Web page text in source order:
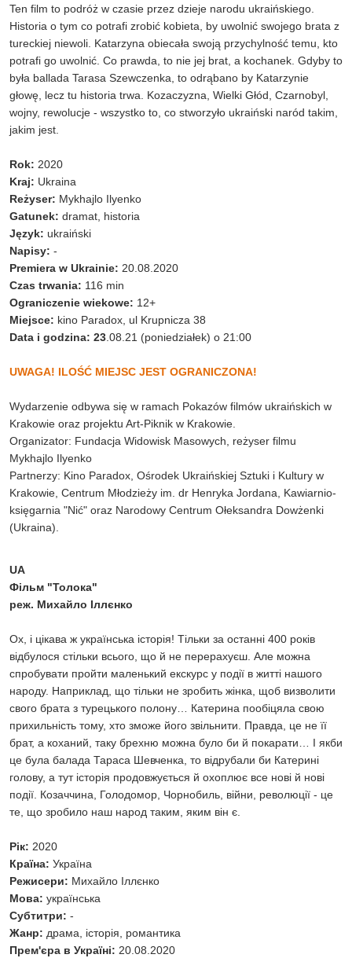
Ten film to podróż w czasie przez dzieje narodu ukraińskiego.
Historia o tym co potrafi zrobić kobieta, by uwolnić swojego brata z
tureckiej niewoli. Katarzyna obiecała swoją przychylność temu, kto
potrafi go uwolnić. Co prawda, to nie jej brat, a kochanek. Gdyby to
była ballada Tarasa Szewczenka, to odrąbano by Katarzynie
głowę, lecz tu historia trwa. Kozaczyzna, Wielki Głód, Czarnobyl,
wojny, rewolucje - wszystko to, co stworzyło ukraiński naród takim,
jakim jest.
Rok: 2020
Kraj: Ukraina
Reżyser: Mykhajlo Ilyenko
Gatunek: dramat, historia
Język: ukraiński
Napisy: -
Premiera w Ukrainie: 20.08.2020
Czas trwania: 116 min
Ograniczenie wiekowe: 12+
Miejsce: kino Paradox, ul Krupnicza 38
Data i godzina: 23.08.21 (poniedziałek) o 21:00
UWAGA! ILOŚĆ MIEJSC JEST OGRANICZONA!
Wydarzenie odbywa się w ramach Pokazów filmów ukraińskich w
Krakowie oraz projektu Art-Piknik w Krakowie.
Organizator: Fundacja Widowisk Masowych, reżyser filmu
Mykhajlo Ilyenko
Partnerzy: Kino Paradox, Ośrodek Ukraińskiej Sztuki i Kultury w
Krakowie, Centrum Młodzieży im. dr Henryka Jordana, Kawiarnio-
księgarnia "Nić" oraz Narodowy Centrum Ołeksandra Dowżenki
(Ukraina).
UA
Фільм "Толока"
реж. Михайло Іллєнко
Ох, і цікава ж українська історія! Тільки за останні 400 років
відбулося стільки всього, що й не перерахуєш. Але можна
спробувати пройти маленький екскурс у події в житті нашого
народу. Наприклад, що тільки не зробить жінка, щоб визволити
свого брата з турецького полону… Катерина пообіцяла свою
прихильність тому, хто зможе його звільнити. Правда, це не її
брат, а коханий, таку брехню можна було би й покарати… І якби
це була балада Тараса Шевченка, то відрубали би Катерині
голову, а тут історія продовжується й охоплює все нові й нові
події. Козаччина, Голодомор, Чорнобиль, війни, революції - це
те, що зробило наш народ таким, яким він є.
Рік: 2020
Країна: Україна
Режисери: Михайло Іллєнко
Мова: українська
Субтитри: -
Жанр: драма, історія, романтика
Прем'єра в Україні: 20.08.2020